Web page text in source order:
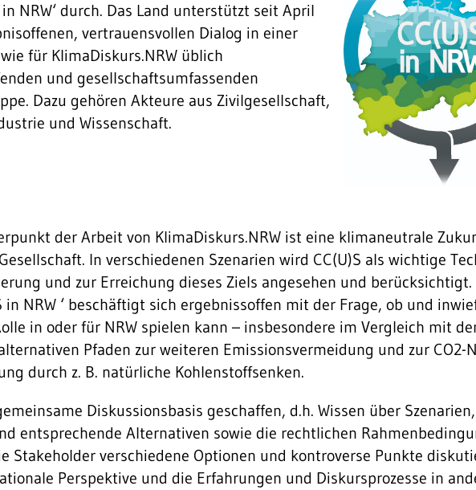
in NRW‘ durch. Das Land unterstützt seit April
vertrauensvollen Dialog in einer
für KlimaDiskurs.NRW üblich
und gesellschaftsumfassenden
Dazu gehören Akteure aus Zivilgesellschaft,
und Wissenschaft.
der Arbeit von KlimaDiskurs.NRW ist eine klimaneutrale
In verschiedenen Szenarien wird CC(U)S als wichtige
und zur Erreichung dieses Ziels angesehen und berücksichtigt.
in NRW ‘ beschäftigt sich ergebnissoffen mit der Frage, ob und
in oder für NRW spielen kann – insbesondere im Vergleich mit
Pfaden zur weiteren Emissionsvermeidung und zur CO2-
durch z. B. natürliche Kohlenstoffsenken.
Diskussionsbasis geschaffen, d.h. Wissen über Szenarien,
entsprechende Alternativen sowie die rechtlichen
Stakeholder verschiedene Optionen und kontroverse Punkte
Perspektive und die Erfahrungen und Diskursprozesse in